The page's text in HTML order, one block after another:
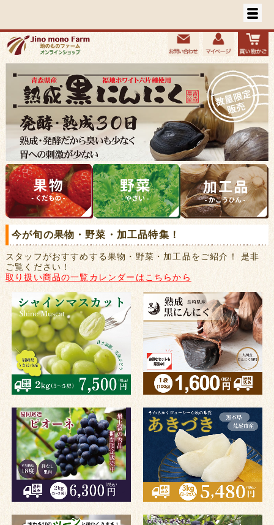
今が旬の果物・野菜・加工品特集！
スタッフがおすすめする果物・野菜・加工品をご紹介！ 是非
ご覧ください！
取り扱い商品の一覧カレンダーはこちらから